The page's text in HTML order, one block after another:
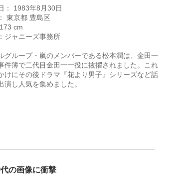
： 1983年8月30日
東京都 豊島区
cm
ジャニーズ事務所
グループ・嵐のメンバーである松本潤は、金田一
件簿で二代目金田一一役に抜擢されました。これ
けにその後ドラマ『花より男子』シリーズなど話
演し人気を集めました。
の画像に衝撃